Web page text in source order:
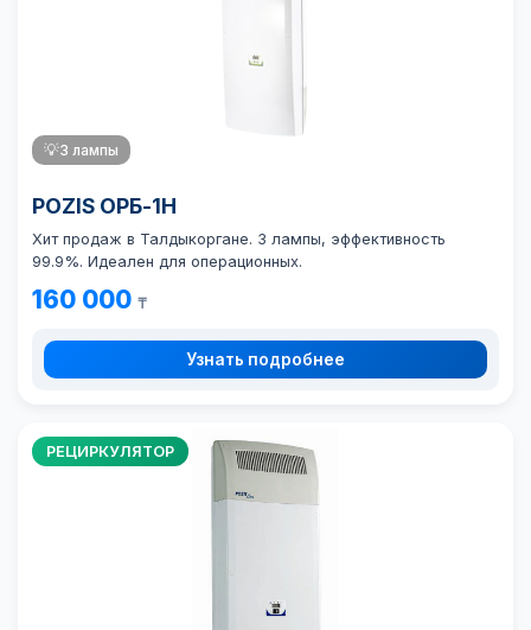
💡3 лампы
POZIS ОРБ-1Н
Хит продаж в Талдыкоргане. 3 лампы, эффективность
99.9%. Идеален для операционных.
160 000 ₸
Узнать подробнее
РЕЦИРКУЛЯТОР